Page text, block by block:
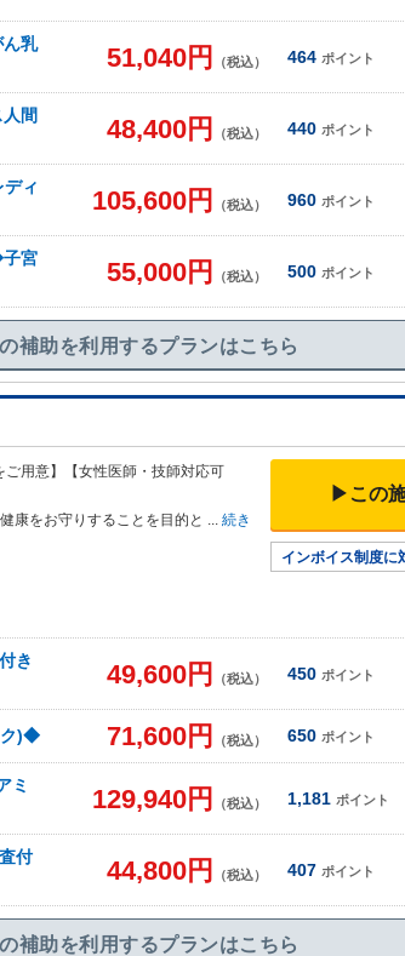
乳
51,040円 （税込） 464 ポイント
間
48,400円 （税込） 440 ポイント
ィ
105,600円 （税込） 960 ポイント
宮
55,000円 （税込） 500 ポイント
補助を利用するプランはこちら
ご用意】【女性医師・技師対応可
康をお守りすることを目的と ... 続き
▶この
インボイス制度に
き
49,600円 （税込） 450 ポイント
ク)◆ 71,600円 （税込） 650 ポイント
ミ
129,940円 （税込） 1,181 ポイント
付
44,800円 （税込） 407 ポイント
補助を利用するプランはこちら